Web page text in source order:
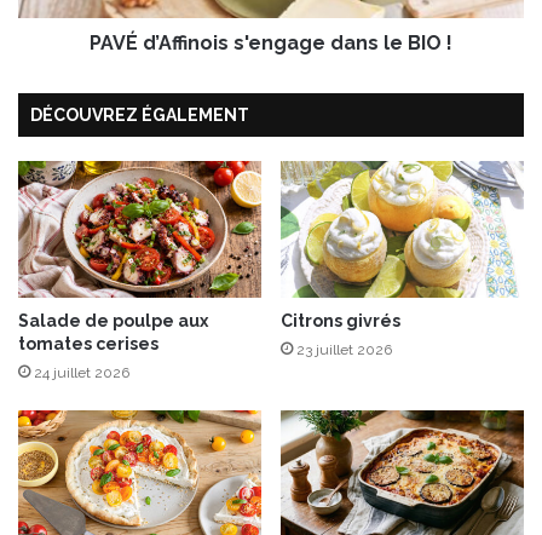
i
i
'
e
n
g
a
g
e
d
a
s
l
e
B
I
PAVÉ d’Affinois s'engage dans le BIO !
DÉCOUVREZ ÉGALEMENT
Salade de poulpe aux
tomates cerises
24 juillet 2026
Citrons givrés
23 juillet 2026